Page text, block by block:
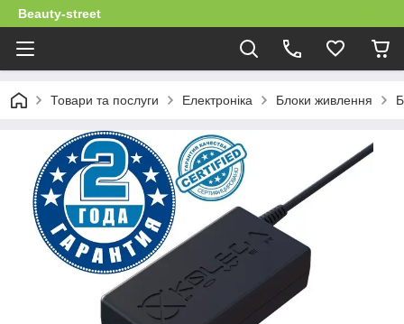
Beauty-street
Товари та послуги Електроніка Блоки живлення